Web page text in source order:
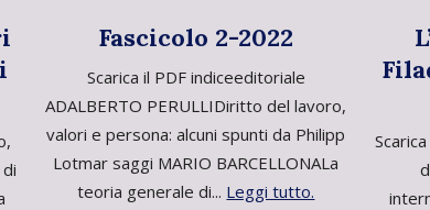
Fascicolo 2-2022
Scarica il PDF indiceeditoriale
ADALBERTO PERULLIDiritto del lavoro,
valori e persona: alcuni spunti da Philipp
Lotmar saggi MARIO BARCELLONALa
teoria generale di... Leggi tutto.